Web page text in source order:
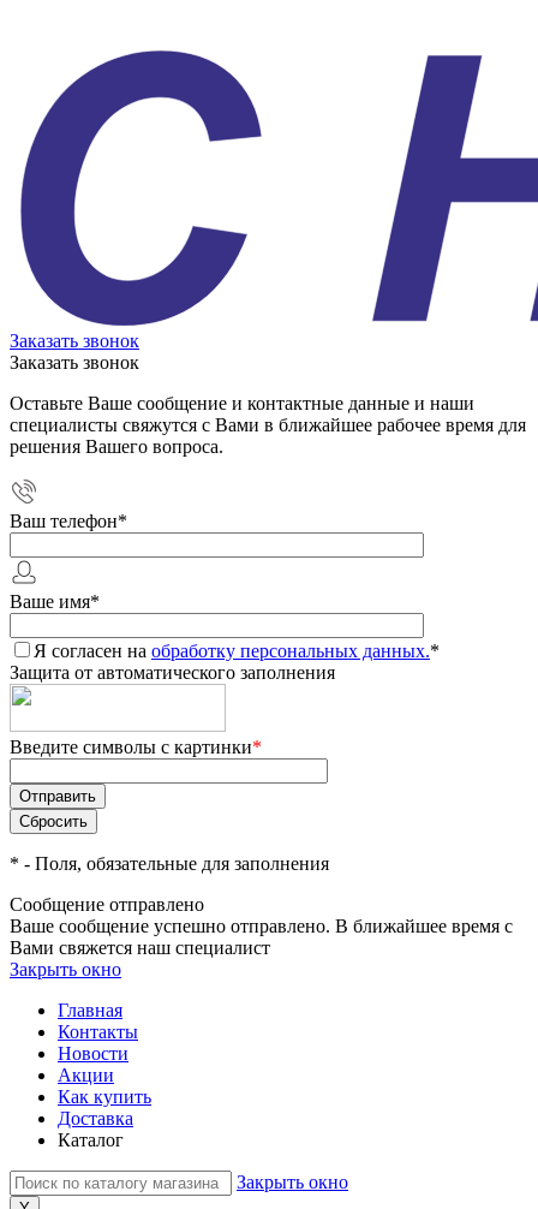
Заказать звонок
Заказать звонок
Оставьте Ваше сообщение и контактные данные и наши
специалисты свяжутся с Вами в ближайшее рабочее время для
решения Вашего вопроса.
Ваш телефон*
Ваше имя*
Я согласен на обработку персональных данных.*
Защита от автоматического заполнения
Введите символы с картинки*
* - Поля, обязательные для заполнения
Сообщение отправлено
Ваше сообщение успешно отправлено. В ближайшее время с
Вами свяжется наш специалист
Закрыть окно
Главная
Контакты
Новости
Акции
Как купить
Доставка
Каталог
Закрыть окно